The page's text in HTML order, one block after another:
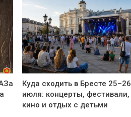
Куда сходить в Бресте 25–26
июля: концерты, фестивали,
кино и отдых с детьми